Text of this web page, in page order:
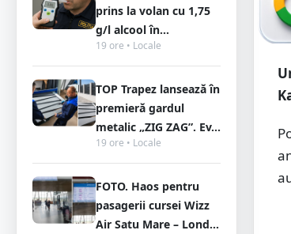
prins la volan cu 1,75
g/l alcool în...
19 ore • Locale
TOP Trapez lansează în
premieră gardul
metalic „ZIG ZAG”. Ev...
19 ore • Locale
FOTO. Haos pentru
pasagerii cursei Wizz
Air Satu Mare – Lond...